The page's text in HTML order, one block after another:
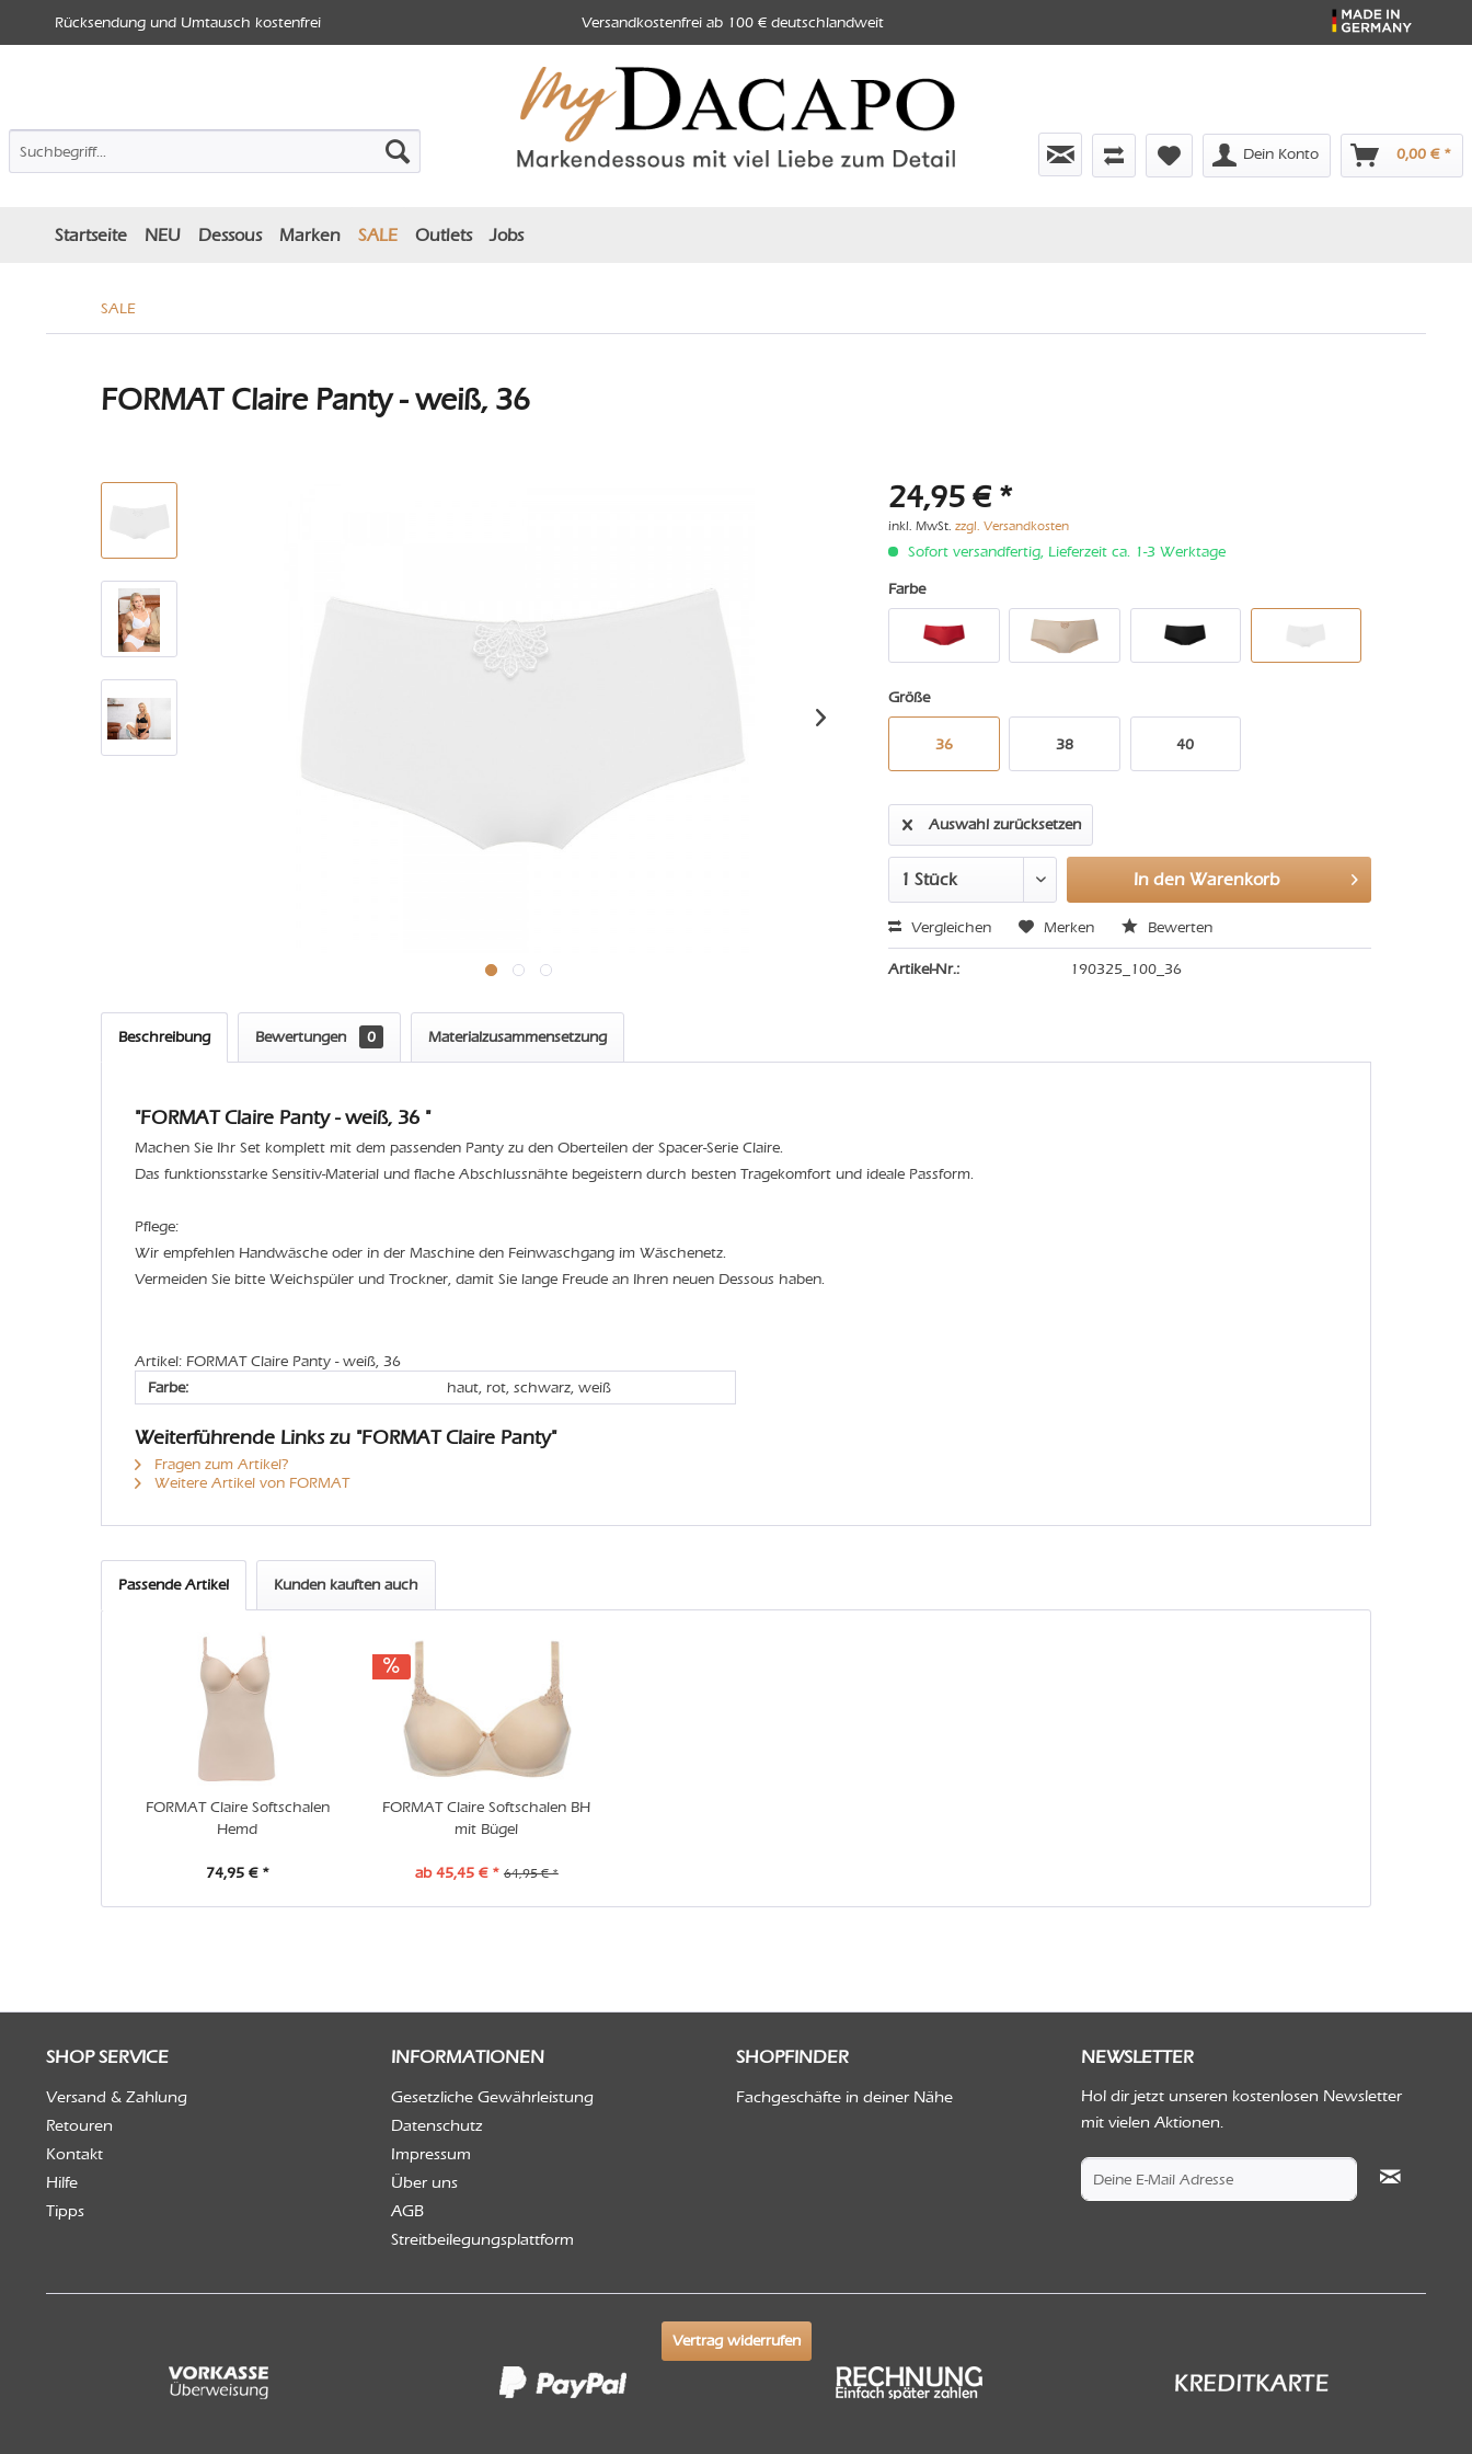
Rücksendung und Umtausch kostenfrei Versandkostenfrei ab 100 € deutschlandweit
Dein Konto 0,00 € *
Startseite NEU Dessous Marken SALE Outlets Jobs
SALE
FORMAT Claire Panty - weiß, 36
24,95 € *
inkl. MwSt.zzgl. Versandkosten
Sofort versandfertig, Lieferzeit ca. 1-3 Werktage
Farbe
Größe
36 38 40
Auswahl zurücksetzen
In den Warenkorb
Vergleichen Merken Bewerten
Artikel-Nr.: 190325_100_36
Beschreibung Bewertungen 0 Materialzusammensetzung
"FORMAT Claire Panty - weiß, 36 "
Machen Sie Ihr Set komplett mit dem passenden Panty zu den Oberteilen der Spacer-Serie Claire.
Das funktionsstarke Sensitiv-Material und flache Abschlussnähte begeistern durch besten Tragekomfort und ideale Passform.
Pflege:
Wir empfehlen Handwäsche oder in der Maschine den Feinwaschgang im Wäschenetz.
Vermeiden Sie bitte Weichspüler und Trockner, damit Sie lange Freude an Ihren neuen Dessous haben.
Artikel: FORMAT Claire Panty - weiß, 36
Farbe:
haut, rot, schwarz, weiß
Weiterführende Links zu "FORMAT Claire Panty"
Fragen zum Artikel?
Weitere Artikel von FORMAT
Passende Artikel Kunden kauften auch
FORMAT Claire Softschalen
Hemd
74,95 € *
FORMAT Claire Softschalen BH
mit Bügel
ab 45,45 € * 64,95 € *
SHOP SERVICE
Versand & Zahlung
Retouren
Kontakt
Hilfe
Tipps
INFORMATIONEN
Gesetzliche Gewährleistung
Datenschutz
Impressum
Über uns
AGB
Streitbeilegungsplattform
SHOPFINDER
Fachgeschäfte in deiner Nähe
NEWSLETTER
Hol dir jetzt unseren kostenlosen Newsletter
mit vielen Aktionen.
Vertrag widerrufen